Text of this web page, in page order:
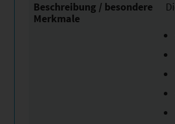
Beschreibung / besondere
Merkmale